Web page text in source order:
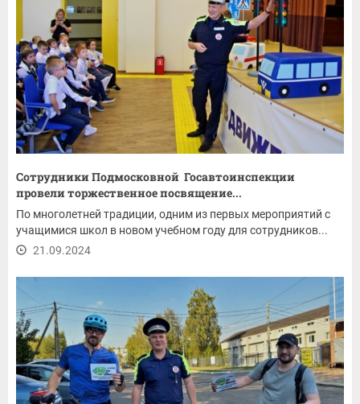
Сотрудники Подмосковной Госавтоинспекции
провели торжественное посвящение...
По многолетней традиции, одним из первых мероприятий с
учащимися школ в новом учебном году для сотрудников...
21.09.2024